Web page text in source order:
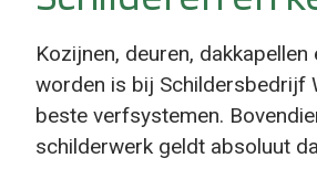
Kozijnen, deuren,
worden is bij Schildersbedrijf
beste verfsystemen.
schilderwerk geldt absoluut